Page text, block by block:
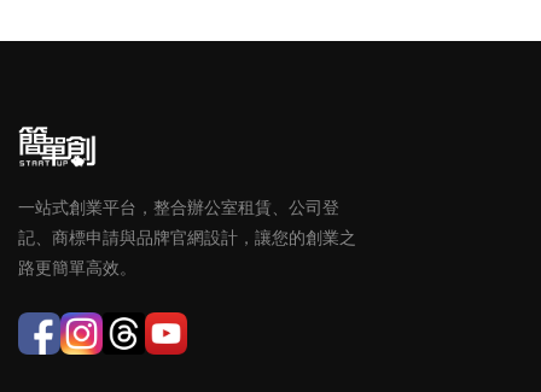
一站式創業平台，整合辦公室租賃、公司登
記、商標申請與品牌官網設計，讓您的創業之
路更簡單高效。